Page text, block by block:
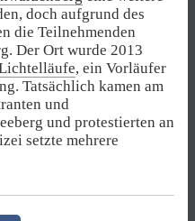
doch aufgrund des
die Teilnehmenden
Der Ort wurde 2013
, ein Vorläufer
Tatsächlich kamen am
und
und protestierten an
setzte mehrere